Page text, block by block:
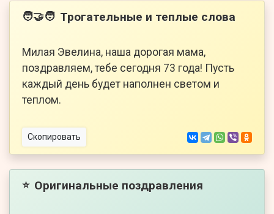
🧑‍🤝‍🧑 Трогательные и теплые слова
Милая Эвелина, наша дорогая мама,
поздравляем, тебе сегодня 73 года! Пусть
каждый день будет наполнен светом и
теплом.
Скопировать
⭐ Оригинальные поздравления